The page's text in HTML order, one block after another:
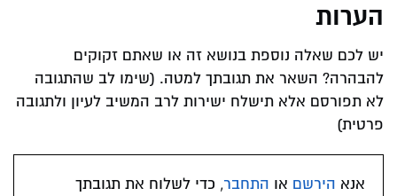
הערות
יש לכם שאלה נוספת בנושא זה או שאתם זקוקים
להבהרה? השאר את תגובתך למטה. (שימו לב שהתגובה
לא תפורסם אלא תישלח ישירות לרב המשיב לעיון ולתגובה
פרטית)
אנא הירשם או התחבר, כדי לשלוח את תגובתך